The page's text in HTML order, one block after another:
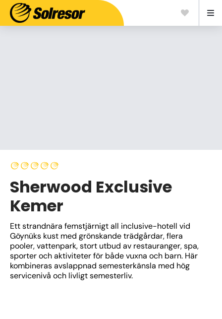
Sherwood Exclusive
Kemer
Ett strandnära femstjärnigt all inclusive-hotell vid
Göynüks kust med grönskande trädgårdar, flera
pooler, vattenpark, stort utbud av restauranger, spa,
sporter och aktiviteter för både vuxna och barn. Här
kombineras avslappnad semesterkänsla med hög
servicenivå och livligt semesterliv.